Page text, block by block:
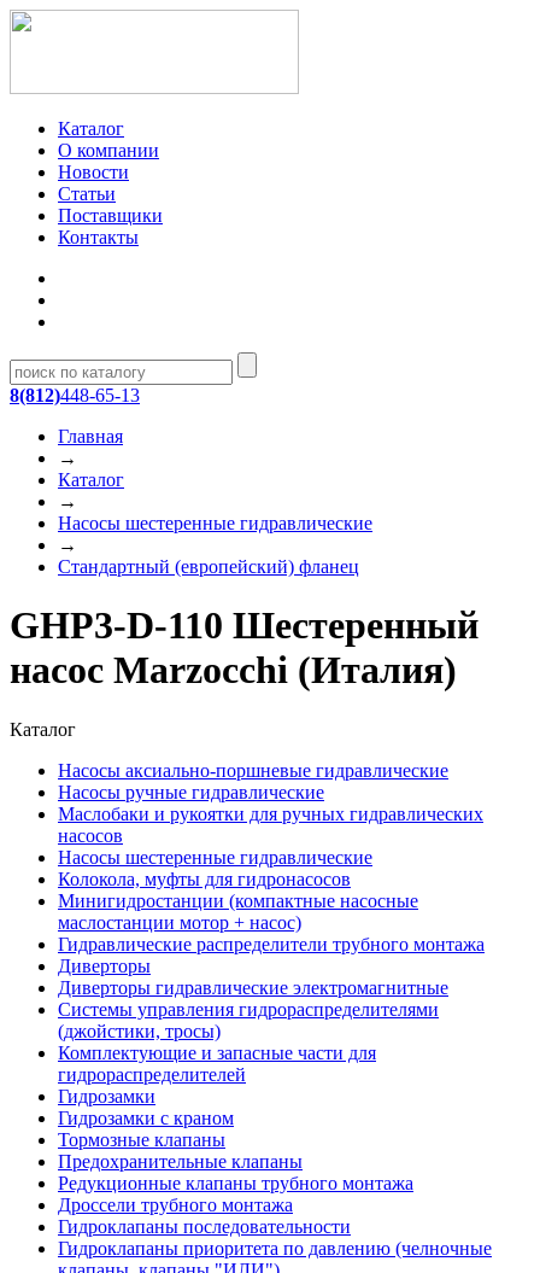
Каталог
О компании
Новости
Статьи
Поставщики
Контакты
8(812)448-65-13
Главная
→
Каталог
→
Насосы шестеренные гидравлические
→
Стандартный (европейский) фланец
GHP3-D-110 Шестеренный
насос Marzocchi (Италия)
Каталог
Насосы аксиально-поршневые гидравлические
Насосы ручные гидравлические
Маслобаки и рукоятки для ручных гидравлических
насосов
Насосы шестеренные гидравлические
Колокола, муфты для гидронасосов
Минигидростанции (компактные насосные
маслостанции мотор + насос)
Гидравлические распределители трубного монтажа
Диверторы
Диверторы гидравлические электромагнитные
Системы управления гидрораспределителями
(джойстики, тросы)
Комплектующие и запасные части для
гидрораспределителей
Гидрозамки
Гидрозамки с краном
Тормозные клапаны
Предохранительные клапаны
Редукционные клапаны трубного монтажа
Дроссели трубного монтажа
Гидроклапаны последовательности
Гидроклапаны приоритета по давлению (челночные